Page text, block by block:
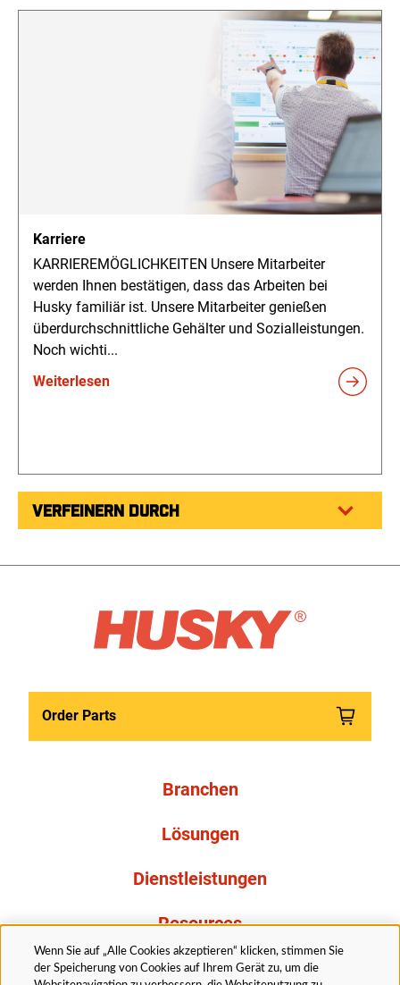
Karriere
KARRIEREMÖGLICHKEITEN Unsere Mitarbeiter
werden Ihnen bestätigen, dass das Arbeiten bei
Husky familiär ist. Unsere Mitarbeiter genießen
überdurchschnittliche Gehälter und Sozialleistungen.
Noch wichti...
Weiterlesen
VERFEINERN DURCH
Order Parts
Branchen
Lösungen
Dienstleistungen
Resources
Über uns
Wenn Sie auf „Alle Cookies akzeptieren“ klicken, stimmen Sie
der Speicherung von Cookies auf Ihrem Gerät zu, um die